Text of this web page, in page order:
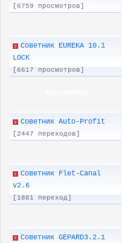
[6759 просмотров]
Советник EUREKA 10.1
LOCK
[6617 просмотров]
Советник Auto-Profit
[2447 переходов]
Советник Flet-Canal
v2.6
[1881 переход]
Советник GEPARD3.2.1